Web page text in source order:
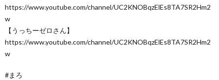
https://www.youtube.com/channel/UC2KNOBqzElEs8TA7SR2Hm2
w
【うっちーゼロさん】
https://www.youtube.com/channel/UC2KNOBqzElEs8TA7SR2Hm2
w
#まろ